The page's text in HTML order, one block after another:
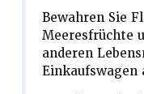
Bewahren Sie
Meeresfrüchte
anderen
Einkaufswagen